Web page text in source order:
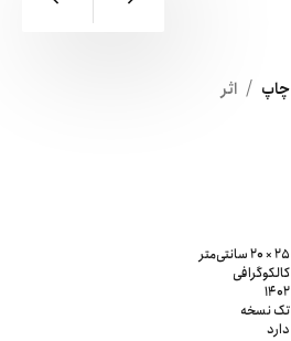
چاپ / اثر
25 × 20 سانتی‌متر
کالکوگرافی
1402
تک نسخه
دارد